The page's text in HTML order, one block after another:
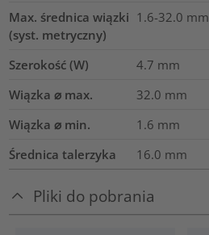
Max. średnica wiązki
(syst. metryczny)
1.6-32.0 mm
Szerokość (W) 4.7 mm
Wiązka ⌀ max.
32.0 mm
Wiązka ⌀ min.
1.6 mm
Średnica talerzyka
16.0 mm
Pliki do pobrania